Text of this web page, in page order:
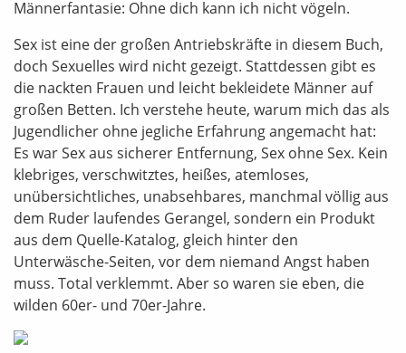
Männerfantasie: Ohne dich kann ich nicht vögeln.
Sex ist eine der großen Antriebskräfte in diesem Buch,
doch Sexuelles wird nicht gezeigt. Stattdessen gibt es
die nackten Frauen und leicht bekleidete Männer auf
großen Betten. Ich verstehe heute, warum mich das als
Jugendlicher ohne jegliche Erfahrung angemacht hat:
Es war Sex aus sicherer Entfernung, Sex ohne Sex. Kein
klebriges, verschwitztes, heißes, atemloses,
unübersichtliches, unabsehbares, manchmal völlig aus
dem Ruder laufendes Gerangel, sondern ein Produkt
aus dem Quelle-Katalog, gleich hinter den
Unterwäsche-Seiten, vor dem niemand Angst haben
muss. Total verklemmt. Aber so waren sie eben, die
wilden 60er- und 70er-Jahre.